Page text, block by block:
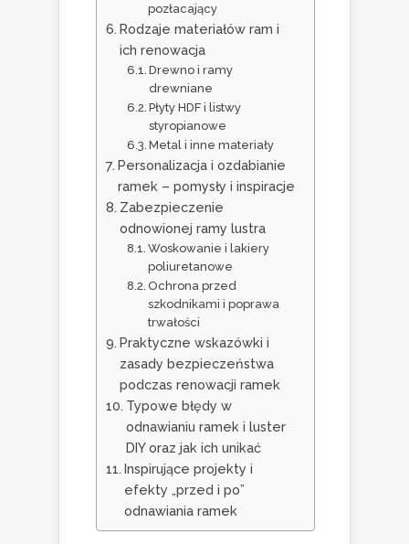
pozłacający
Rodzaje materiałów ram i
ich renowacja
Drewno i ramy
drewniane
Płyty HDF i listwy
styropianowe
Metal i inne materiały
Personalizacja i ozdabianie
ramek – pomysły i inspiracje
Zabezpieczenie
odnowionej ramy lustra
Woskowanie i lakiery
poliuretanowe
Ochrona przed
szkodnikami i poprawa
trwałości
Praktyczne wskazówki i
zasady bezpieczeństwa
podczas renowacji ramek
Typowe błędy w
odnawianiu ramek i luster
DIY oraz jak ich unikać
Inspirujące projekty i
efekty „przed i po”
odnawiania ramek